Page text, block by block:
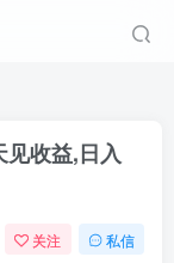
收益,日入
关注 私信